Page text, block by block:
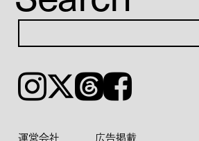
Instagram𝕏ThreadsFacebook
運営会社
広告掲載